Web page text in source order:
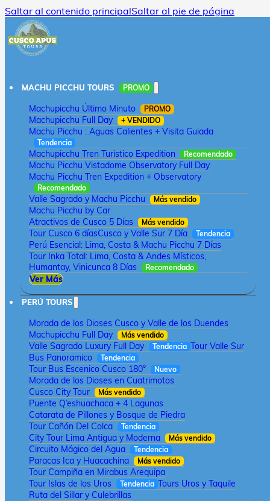
Saltar al contenido principalSaltar al pie de página
MACHU PICCHU TOURS PROMO
Machupicchu Último Minuto PROMO
Machupicchu Full Day + VENDIDO
Machu Picchu : Aguas Calientes + Visita Guiada
Tendencia
Machupicchu Tren Turistico Expedition Recomendado
Machu Picchu Vistadome Observatory Full Day
Machu Picchu Tren Expedition + Observatory
Recomendado
Valle Sagrado y Machu Picchu Más vendido
Machu Picchu by Car
Atractivos de Cusco 5 Días
Más vendido
Tour Cusco 6 díasCusco y Valle Sur 7 Día Tendencia
Perú Esencial: Lima, Costa & Machu Picchu 7 Días
Tour Inka Total: Lima, Costa & Andes Místicos,
Humantay, Vinicunca 8 Días
Recomendado
Ver Más
PERÚ TOURS
Morada de los Dioses Cusco y Valle de los Duendes
Machupicchu Full Day
Más vendido
Valle Sagrado Luxury Full Day Tendencia Tour Valle Sur
Bus Panoramico
Tendencia
Tour Bus Escenico Cusco 180° Nuevo
Morada de los Dioses en Cuatrimotos
Cusco City Tour
Más vendido
Puente Q’eshuachaca + 4 Lagunas
Catarata de Pillones y Bosque de Piedra
Tour Cañón Del Colca
Tendencia
City Tour Lima Antigua y Moderna Más vendido
Circuito Mágico del Agua Tendencia
Paracas Ica y Huacachina Más vendido
Tour Campiña en Mirabus Arequipa
Tour Islas de los Uros
Tendencia Tours Uros y Taquile
Ruta del Sillar y Culebrillas